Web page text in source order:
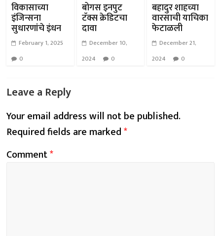
विकासाच्या
इंजिन्सना
सुधारणांचे इंधन
February 1, 2025
0
बोगस इनपुट
टॅक्स क्रेडिटचा
दावा
December 10,
2024
0
बहादुर शाहच्या
वारसाची याचिका
फेटाळली
December 21,
2024
0
Leave a Reply
Your email address will not be published.
Required fields are marked*
Comment*